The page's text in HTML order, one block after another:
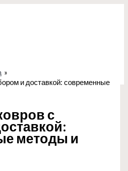
и доставкой: современные
с
методы и